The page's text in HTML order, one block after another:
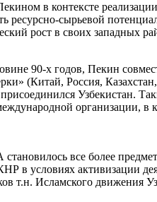
в контексте
ресурсно-сырьевой
рост в своих западных
90-х годов, Пекин
(Китай, Россия,
Узбекистан.
организации, в
все более
в условиях активизации
т.н. Исламского движения